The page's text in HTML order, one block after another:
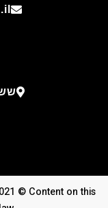
ששת
© Content on this